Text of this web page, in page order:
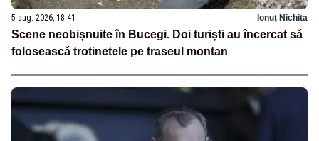
5 aug. 2026, 18:41 Ionuț Nichita
Scene neobișnuite în Bucegi. Doi turiști au încercat să
folosească trotinetele pe traseul montan